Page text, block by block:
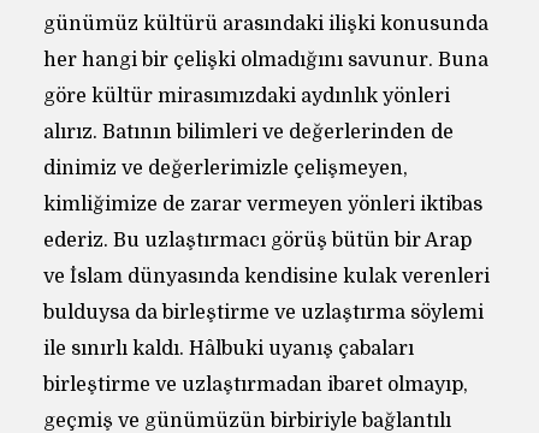
günümüz kültürü arasındaki ilişki konusunda
her hangi bir çelişki olmadığını savunur. Buna
göre kültür mirasımızdaki aydınlık yönleri
alırız. Batının bilimleri ve değerlerinden de
dinimiz ve değerlerimizle çelişmeyen,
kimliğimize de zarar vermeyen yönleri iktibas
ederiz. Bu uzlaştırmacı görüş bütün bir Arap
ve İslam dünyasında kendisine kulak verenleri
bulduysa da birleştirme ve uzlaştırma söylemi
ile sınırlı kaldı. Hâlbuki uyanış çabaları
birleştirme ve uzlaştırmadan ibaret olmayıp,
geçmiş ve günümüzün birbiriyle bağlantılı